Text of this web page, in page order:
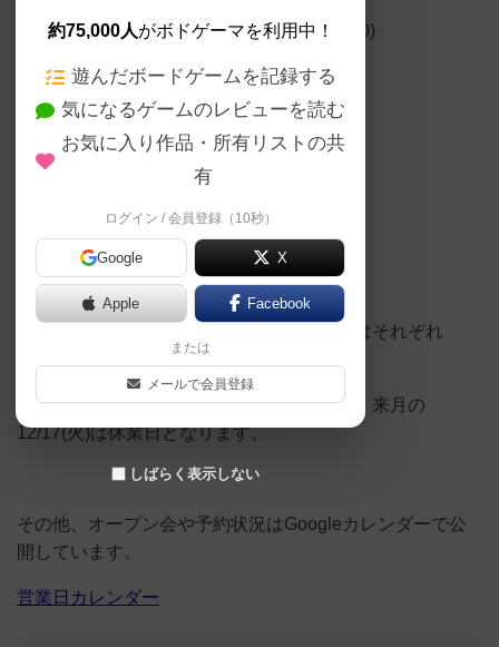
通常営業日(13:00～22:00,Last in ～20:00)
11/1(金),11/2(土),11/4(月)
11/8(金), 11/9(土)
10/29(金),11/30(土)
休業日
11/7(木)、11/14(木)、11/21(木)、11/28(木)はそれぞれ
18:30までご予約不可となります。
11/3(日)、11/15(金)、11/16(土)、11/17(日)、来月の
12/17(火)は休業日となります。
その他、オープン会や予約状況はGoogleカレンダーで公
開しています。
営業日カレンダー
約75,000人がボドゲーマを利用中！
遊んだボードゲームを記録する
気になるゲームのレビューを読む
お気に入り作品・所有リストの共
有
ログイン / 会員登録（10秒）
Google X
Apple Facebook
または
メールで会員登録
しばらく表示しない